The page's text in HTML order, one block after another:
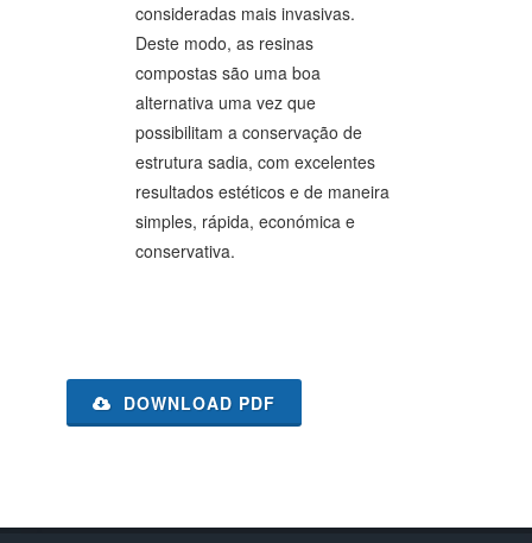
consideradas mais invasivas.
Deste modo, as resinas
compostas são uma boa
alternativa uma vez que
possibilitam a conservação de
estrutura sadia, com excelentes
resultados estéticos e de maneira
simples, rápida, económica e
conservativa.
DOWNLOAD PDF